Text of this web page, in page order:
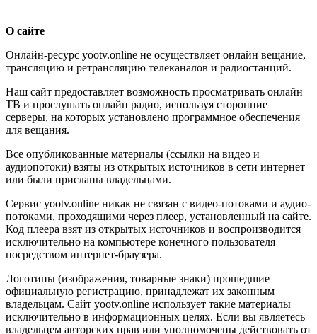
О сайте
Онлайн-ресурс yootv.online не осуществляет онлайн вещание,
трансляцию и ретрансляцию телеканалов и радиостанций.
Наш сайт предоставляет возможность просматривать онлайн
ТВ и прослушать онлайн радио, используя сторонние
серверы, на которых установлено программное обеспечения
для вещания.
Все опубликованные материалы (ссылки на видео и
аудиопотоки) взяты из открытых источников в сети интернет
или были присланы владельцами.
Сервис yootv.online никак не связан с видео-потоками и аудио-
потоками, проходящими через плеер, установленный на сайте.
Код плеера взят из открытых источников и воспроизводится
исключительно на компьютере конечного пользователя
посредством интернет-браузера.
Логотипы (изображения, товарные знаки) прошедшие
официальную регистрацию, принадлежат их законным
владельцам. Сайт yootv.online использует такие материалы
исключительно в информационных целях. Если вы являетесь
владельцем авторских прав или уполномочены действовать от